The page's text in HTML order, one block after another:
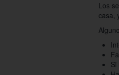
Los
casa,
Si